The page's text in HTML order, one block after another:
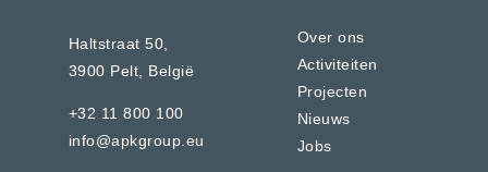
Haltstraat 50,
3900 Pelt, België
+32 11 800 100
info@apkgroup.eu
Over ons
Activiteiten
Projecten
Nieuws
Jobs